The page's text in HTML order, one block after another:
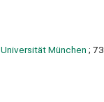
München ; 73